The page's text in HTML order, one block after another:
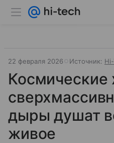
22 февраля 2026 Источник:
Космические
дыры душат
живое